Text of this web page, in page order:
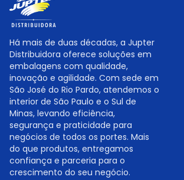
Há mais de duas décadas, a Jupter
Distribuidora oferece soluções em
embalagens com qualidade,
inovação e agilidade. Com sede em
São José do Rio Pardo, atendemos o
interior de São Paulo e o Sul de
Minas, levando eficiência,
segurança e praticidade para
negócios de todos os portes. Mais
do que produtos, entregamos
confiança e parceria para o
crescimento do seu negócio.